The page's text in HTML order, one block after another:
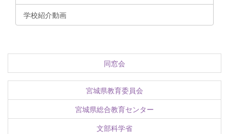
学校紹介動画
同窓会
宮城県教育委員会
宮城県総合教育センター
文部科学省